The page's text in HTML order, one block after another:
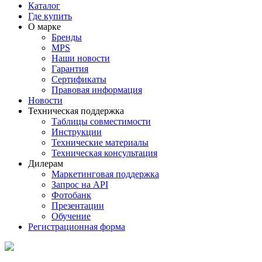
Каталог
Где купить
О марке
Бренды
MPS
Наши новости
Гарантия
Сертификаты
Правовая информация
Новости
Техническая поддержка
Таблицы совместимости
Инструкции
Технические материалы
Техническая консультация
Дилерам
Маркетинговая поддержка
Запрос на API
Фотобанк
Презентации
Обучение
Регистрационная форма